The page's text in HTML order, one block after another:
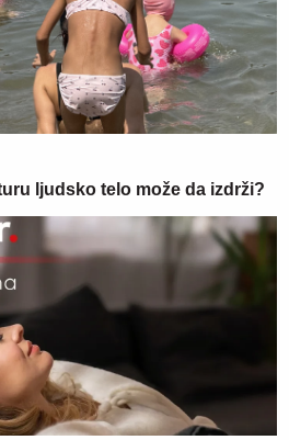
ljudsko telo može da izdrži?